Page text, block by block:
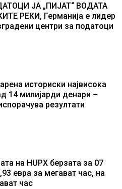
ЈА „ПИЈАТ“ ВОДАТА
РЕКИ, Германија е лидер
центри за податоци
историски највисока
14 милијарди денари –
резултати
на HUPX берзата за 07
евра за мегават час, на
час